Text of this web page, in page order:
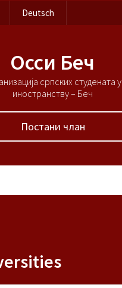
Deutsch
Осси Беч
српских студената у
иностранству – Беч
Постани члан